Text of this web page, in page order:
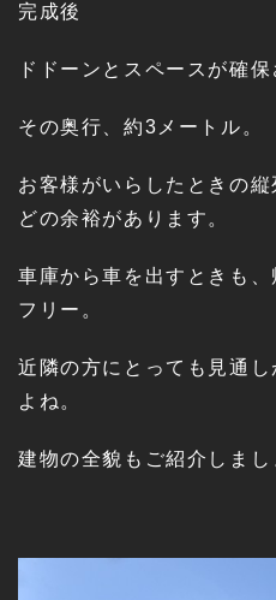
完成後
ドドーンとスペースが確保
その奥行、約3メートル。
お客様がいらしたときの
どの余裕があります。
車庫から車を出すときも
フリー。
近隣の方にとっても見通
よね。
建物の全貌もご紹介しまし